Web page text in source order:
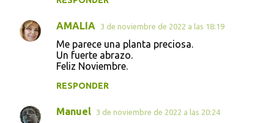
AMALIA 3 de noviembre de 2022 a las 18:19
Me parece una planta preciosa.
Un fuerte abrazo.
Feliz Noviembre.
RESPONDER
Manuel 3 de noviembre de 2022 a las 20:24